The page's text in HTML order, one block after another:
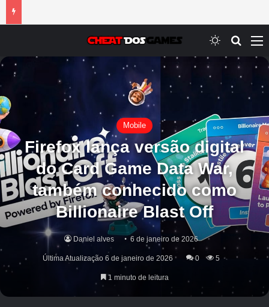
Switch skin
Mobile
Firefox lança versão digital
do Card Game Data War,
também conhecido como
Billionaire Blast Off
Daniel alves 6 de janeiro de 2026
Última Atualização 6 de janeiro de 2026 0 5
1 minuto de leitura